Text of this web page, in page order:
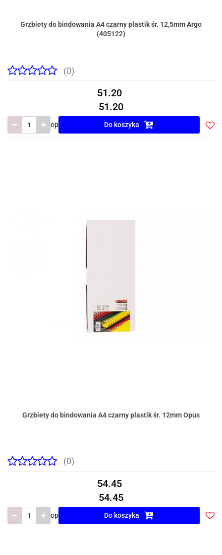
Grzbiety do bindowania A4 czarny plastik śr. 12,5mm Argo
(405122)
(0)
51.20
51.20
op Do koszyka
Grzbiety do bindowania A4 czarny plastik śr. 12mm Opus
(0)
54.45
54.45
op Do koszyka